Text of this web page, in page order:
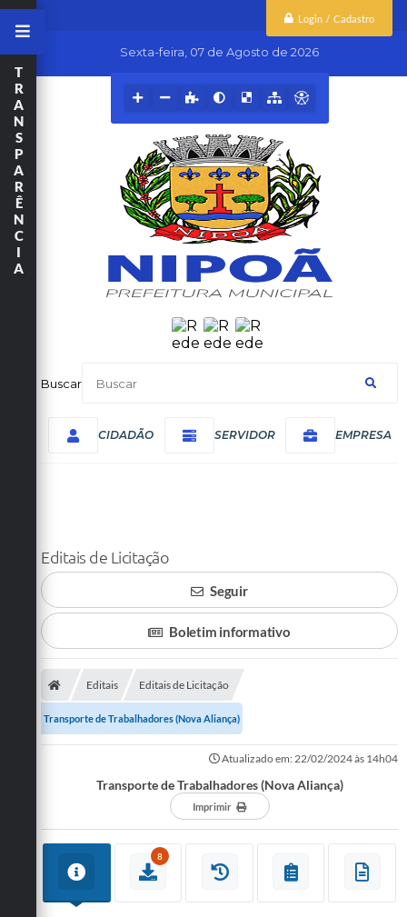
Login / Cadastro
Buscar
CIDADÃO SERVIDOR EMPRESA
Sexta-feira 07 de Agosto de 2026
T
R
A
N
S
P
A
R
Ê
N
C
I
A
Editais de Licitação
Seguir
Boletim informativo
Editais Editais de Licitação
Transporte de Trabalhadores (Nova Aliança)
Atualizado em: 22/02/2024 às 14h04
Transporte de Trabalhadores (Nova Aliança)
Imprimir
8